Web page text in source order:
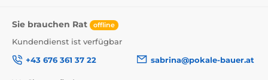
Sie brauchen Rat offline
Kundendienst ist verfügbar
+43 676 361 37 22
sabrina@pokale-bauer.at